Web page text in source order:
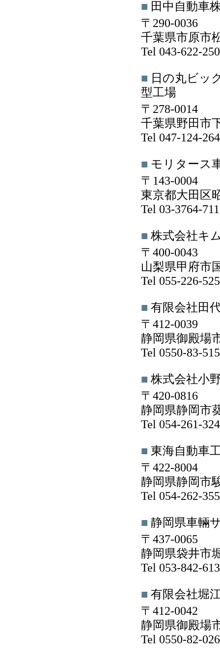
■ 田中自動車
〒290-0036
千葉県市原市
Tel 043-622-
■ 日の丸ビ
型工場
〒278-0014
千葉県野田市
Tel 047-124-
■ モリタース
〒143-0004
東京都大田区
Tel 03-3764-
■ 株式会社キ
〒400-0043
山梨県甲府市
Tel 055-226-
■ 有限会社田
〒412-0039
静岡県御殿場
Tel 0550-83-
■ 株式会社小
〒420-0816
静岡県静岡市
Tel 054-261-
■ 東海自動車
〒422-8004
静岡県静岡市
Tel 054-262-
■ 静岡県車輛
〒437-0065
静岡県袋井市
Tel 053-842-
■ 有限会社堀
〒412-0042
静岡県御殿場
Tel 0550-82-